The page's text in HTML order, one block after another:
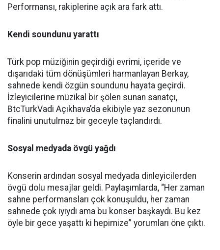
Performansı, rakiplerine açık ara fark attı.
Kendi soundunu yarattı
Türk pop müziğinin geçirdiği evrimi, içeride ve
dışarıdaki tüm dönüşümleri harmanlayan Berkay,
sahnede kendi özgün soundunu hayata geçirdi.
İzleyicilerine müzikal bir şölen sunan sanatçı,
BtcTurkVadi Açıkhava’da ekibiyle yaz sezonunun
finalini unutulmaz bir geceyle taçlandırdı.
Sosyal medyada övgü yağdı
Konserin ardından sosyal medyada dinleyicilerden
övgü dolu mesajlar geldi. Paylaşımlarda, “Her zaman
sahne performansları çok konuşuldu, her zaman
sahnede çok iyiydi ama bu konser başkaydı. Bu kez
öyle bir gece yaşattı ki hepimize” yorumları öne çıktı.